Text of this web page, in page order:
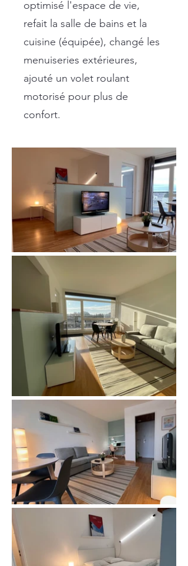
optimisé l'espace de vie,
refait la salle de bains et la
cuisine (équipée), changé les
menuiseries extérieures,
ajouté un volet roulant
motorisé pour plus de
confort.